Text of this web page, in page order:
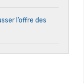
l’offre des